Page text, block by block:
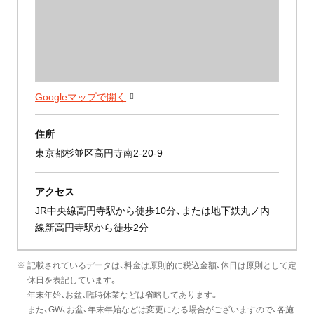
Googleマップで開く
住所
東京都杉並区高円寺南2-20-9
アクセス
JR中央線高円寺駅から徒歩10分、または地下鉄丸ノ内
線新高円寺駅から徒歩2分
※ 記載されているデータは、料金は原則的に税込金額、休日は原則として定
休日を表記しています。
年末年始、お盆、臨時休業などは省略してあります。
また、GW、お盆、年末年始などは変更になる場合がございますので、各施